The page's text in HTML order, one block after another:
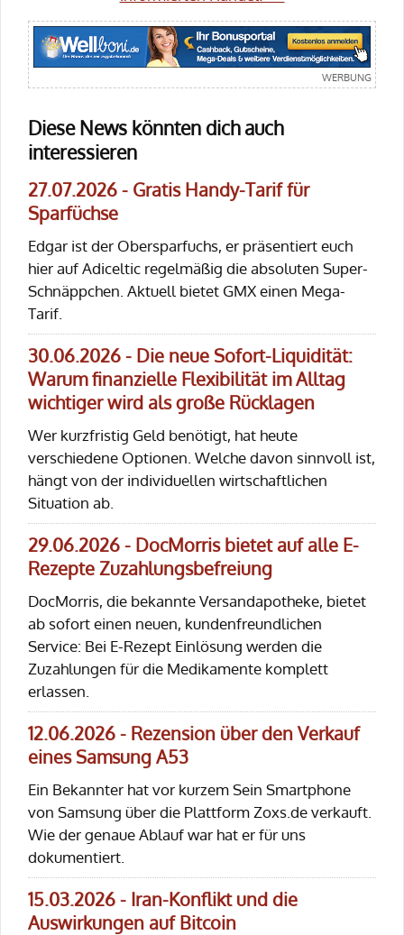
Diese News könnten dich auch
interessieren
27.07.2026 - Gratis Handy-Tarif für
Sparfüchse
Edgar ist der Obersparfuchs, er präsentiert euch
hier auf Adiceltic regelmäßig die absoluten Super-
Schnäppchen. Aktuell bietet GMX einen Mega-
Tarif.
30.06.2026 - Die neue Sofort-Liquidität:
Warum finanzielle Flexibilität im Alltag
wichtiger wird als große Rücklagen
Wer kurzfristig Geld benötigt, hat heute
verschiedene Optionen. Welche davon sinnvoll ist,
hängt von der individuellen wirtschaftlichen
Situation ab.
29.06.2026 - DocMorris bietet auf alle E-
Rezepte Zuzahlungsbefreiung
DocMorris, die bekannte Versandapotheke, bietet
ab sofort einen neuen, kundenfreundlichen
Service: Bei E-Rezept Einlösung werden die
Zuzahlungen für die Medikamente komplett
erlassen.
12.06.2026 - Rezension über den Verkauf
eines Samsung A53
Ein Bekannter hat vor kurzem Sein Smartphone
von Samsung über die Plattform Zoxs.de verkauft.
Wie der genaue Ablauf war hat er für uns
dokumentiert.
15.03.2026 - Iran-Konflikt und die
Auswirkungen auf Bitcoin